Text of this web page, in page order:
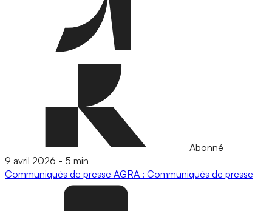
Abonné
9 avril 2026 - 5 min
Communiqués de presse AGRA : Communiqués de presse